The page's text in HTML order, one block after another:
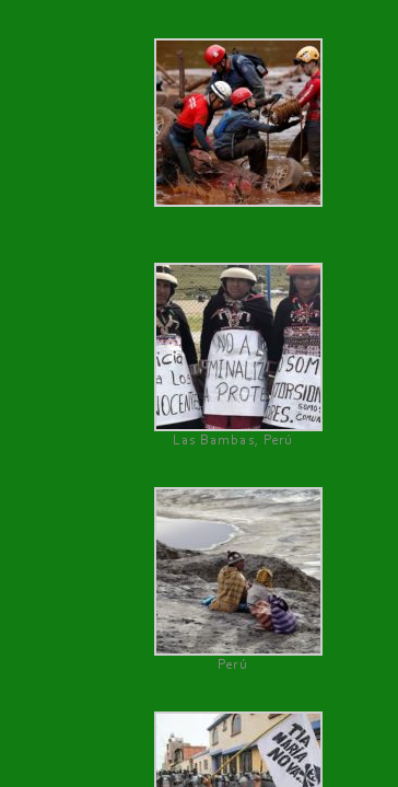
Las Bambas, Perú
Perú